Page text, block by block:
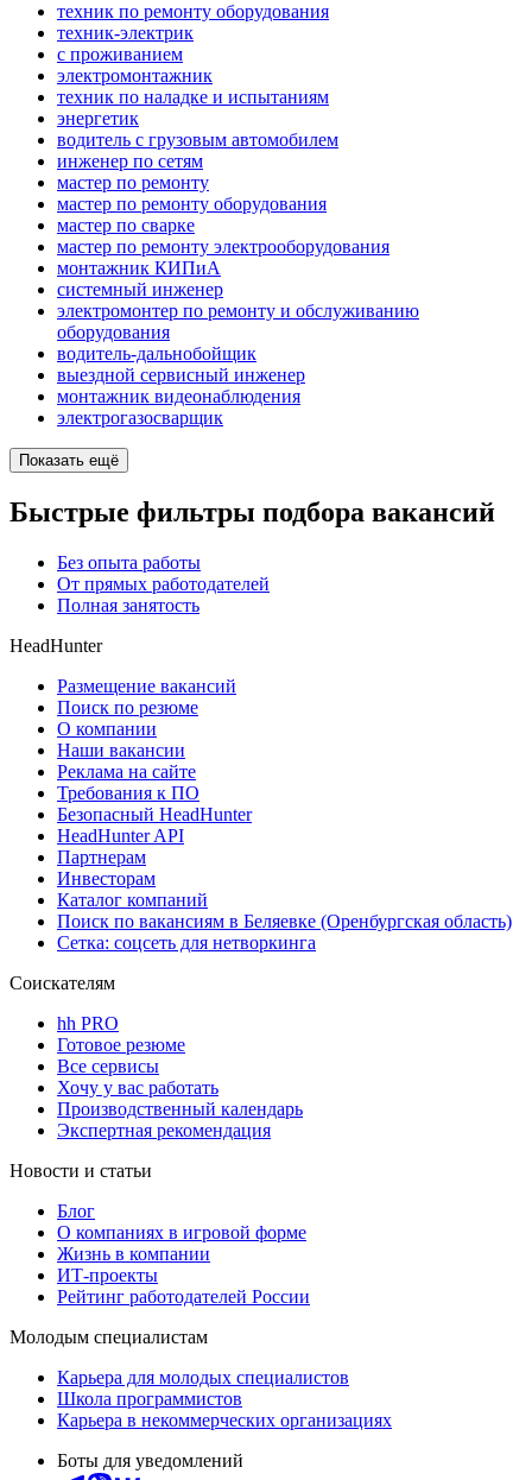
техник по ремонту оборудования
техник-электрик
с проживанием
электромонтажник
техник по наладке и испытаниям
энергетик
водитель с грузовым автомобилем
инженер по сетям
мастер по ремонту
мастер по ремонту оборудования
мастер по сварке
мастер по ремонту электрооборудования
монтажник КИПиА
системный инженер
электромонтер по ремонту и обслуживанию
оборудования
водитель-дальнобойщик
выездной сервисный инженер
монтажник видеонаблюдения
электрогазосварщик
Показать ещё
Быстрые фильтры подбора вакансий
Без опыта работы
От прямых работодателей
Полная занятость
HeadHunter
Размещение вакансий
Поиск по резюме
О компании
Наши вакансии
Реклама на сайте
Требования к ПО
Безопасный HeadHunter
HeadHunter API
Партнерам
Инвесторам
Каталог компаний
Поиск по вакансиям в Беляевке (Оренбургская область)
Сетка: соцсеть для нетворкинга
Соискателям
hh PRO
Готовое резюме
Все сервисы
Хочу у вас работать
Производственный календарь
Экспертная рекомендация
Новости и статьи
Блог
О компаниях в игровой форме
Жизнь в компании
ИТ-проекты
Рейтинг работодателей России
Молодым специалистам
Карьера для молодых специалистов
Школа программистов
Карьера в некоммерческих организациях
Боты для уведомлений